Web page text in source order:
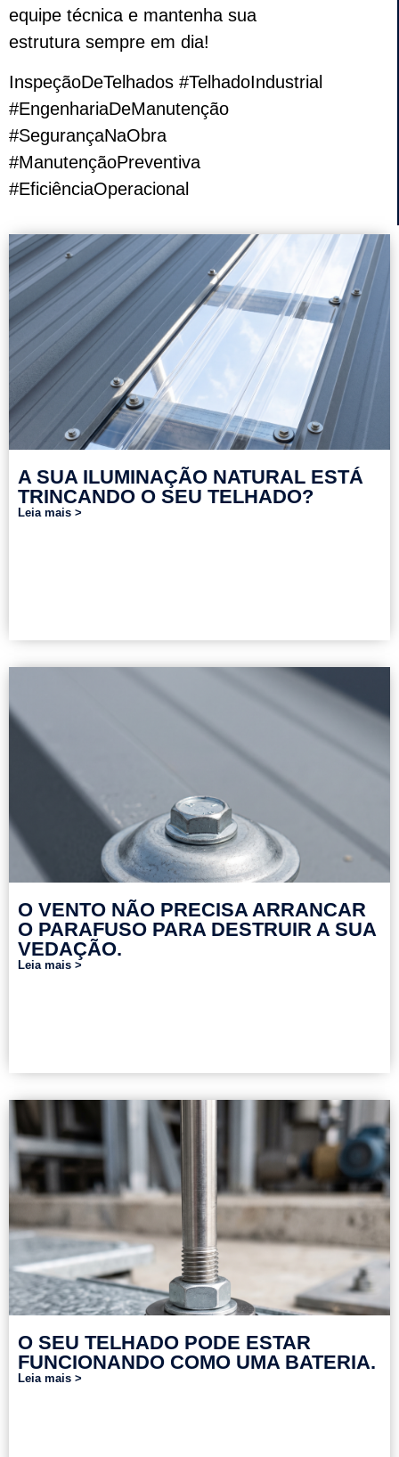
equipe técnica e mantenha sua
estrutura sempre em dia!
InspeçãoDeTelhados #TelhadoIndustrial
#EngenhariaDeManutenção
#SegurançaNaObra
#ManutençãoPreventiva
#EficiênciaOperacional
A SUA ILUMINAÇÃO NATURAL ESTÁ
TRINCANDO O SEU TELHADO?
Leia mais >
O VENTO NÃO PRECISA ARRANCAR
O PARAFUSO PARA DESTRUIR A SUA
VEDAÇÃO.
Leia mais >
O SEU TELHADO PODE ESTAR
FUNCIONANDO COMO UMA BATERIA.
Leia mais >